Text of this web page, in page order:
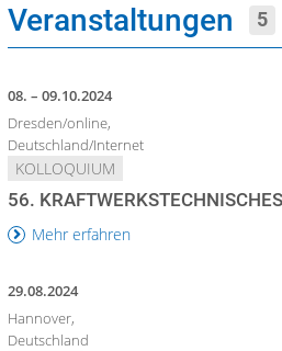
Veranstaltungen 5
08. – 09.10.2024
Dresden/online,
Deutschland/Internet
KOLLOQUIUM
56.
Mehr erfahren
29.08.2024
Hannover,
Deutschland